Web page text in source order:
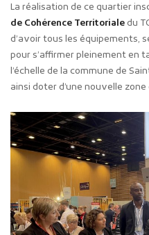
La réalisation de ce quartier
de Cohérence Territorialedu
d’avoir tous les équipements,
pour s’affirmer pleinement en
l’échelle de la commune de
ainsi doter d’une nouvelle